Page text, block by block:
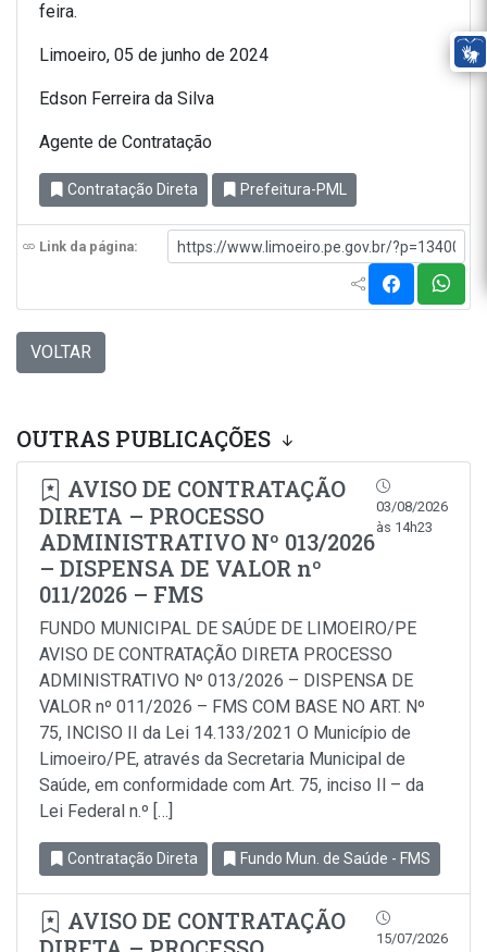
feira.
Limoeiro, 05 de junho de 2024
Edson Ferreira da Silva
Agente de Contratação
Contratação Direta Prefeitura-PML
Link da página:
VOLTAR
OUTRAS PUBLICAÇÕES
AVISO DE CONTRATAÇÃO
DIRETA – PROCESSO
ADMINISTRATIVO Nº 013/2026
– DISPENSA DE VALOR nº
011/2026 – FMS
03/08/2026
às 14h23
FUNDO MUNICIPAL DE SAÚDE DE LIMOEIRO/PE
AVISO DE CONTRATAÇÃO DIRETA PROCESSO
ADMINISTRATIVO Nº 013/2026 – DISPENSA DE
VALOR nº 011/2026 – FMS COM BASE NO ART. Nº
75, INCISO II da Lei 14.133/2021 O Município de
Limoeiro/PE, através da Secretaria Municipal de
Saúde, em conformidade com Art. 75, inciso Il – da
Lei Federal n.º […]
Contratação Direta Fundo Mun. de Saúde - FMS
AVISO DE CONTRATAÇÃO
15/07/2026